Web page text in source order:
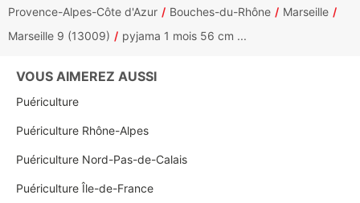
Provence-Alpes-Côte d'Azur
Bouches-du-Rhône
Marseille
Marseille 9 (13009)
pyjama 1 mois 56 cm ...
VOUS AIMEREZ AUSSI
Puériculture
Puériculture Rhône-Alpes
Puériculture Nord-Pas-de-Calais
Puériculture Île-de-France